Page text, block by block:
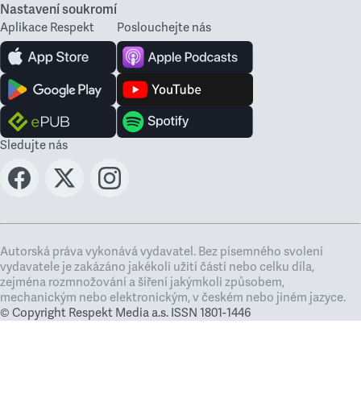
Nastavení soukromí
Aplikace Respekt Poslouchejte nás
Sledujte nás
Autorská práva vykonává vydavatel. Bez písemného svolení
vydavatele je zakázáno jakékoli užití částí nebo celku díla,
zejména rozmnožování a šíření jakýmkoli způsobem,
mechanickým nebo elektronickým, v českém nebo jiném jazyce.
© Copyright Respekt Media a.s. ISSN 1801-1446